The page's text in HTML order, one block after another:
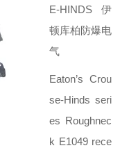
E-HINDS伊
顿库柏防爆电
气
Eaton’s Crou
se-Hinds seri
es Roughnec
k E1049 rece